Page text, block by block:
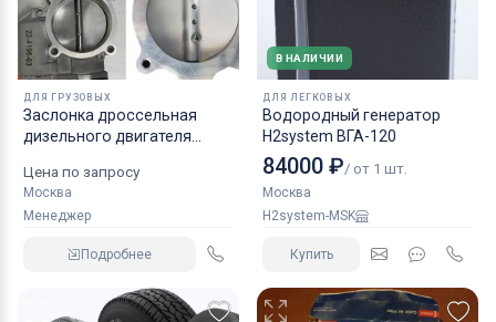
ДЛЯ ГРУЗОВЫХ
Заслонка дроссельная
дизельного двигателя
Цена по запросу
Москва
Менеджер
Подробнее
В НАЛИЧИИ
ДЛЯ ЛЕГКОВЫХ
Водородный генератор
H2system ВГА-120
84000 ₽/ от 1 шт.
Москва
H2system-MSK
Купить